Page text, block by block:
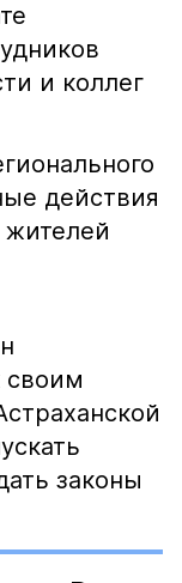
и коллег
действия
жителей
своим
законы